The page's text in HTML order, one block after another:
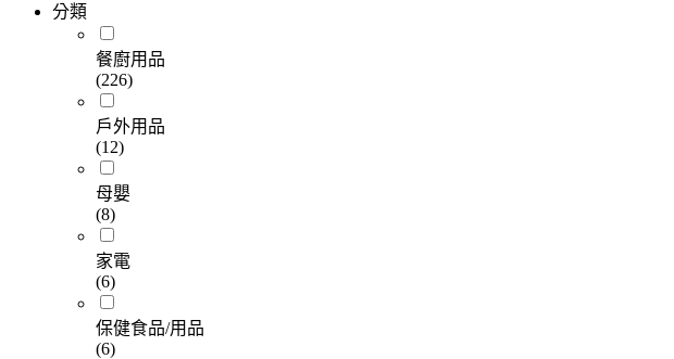
分類
餐廚用品
(226)
戶外用品
(12)
母嬰
(8)
家電
(6)
保健食品/用品
(6)